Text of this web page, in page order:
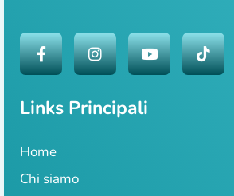
Links Principali
Home
Chi siamo